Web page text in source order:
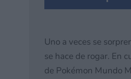
Uno a veces se
se hace de rogar. En
de Pokémon Mundo